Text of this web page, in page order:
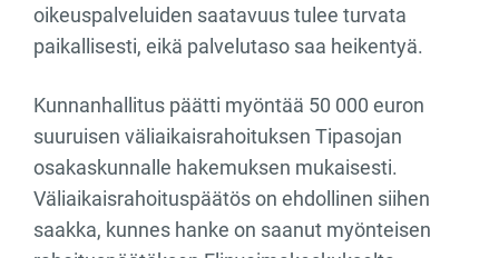
oikeuspalveluiden saatavuus tulee turvata
paikallisesti, eikä palvelutaso saa heikentyä.
Kunnanhallitus päätti myöntää 50 000 euron
suuruisen väliaikaisrahoituksen Tipasojan
osakaskunnalle hakemuksen mukaisesti.
Väliaikaisrahoituspäätös on ehdollinen siihen
saakka, kunnes hanke on saanut myönteisen